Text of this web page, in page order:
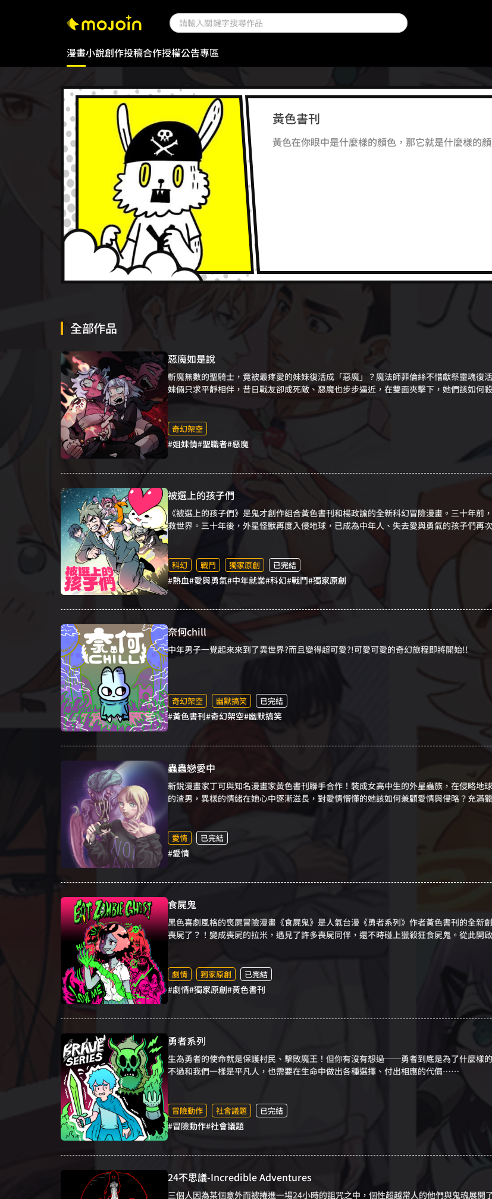
漫畫小說創作投稿合作授權公告專區
黃色書刊
黃色在你眼中是什麼樣的顏色，那它就是什麼樣的顏
全部作品
惡魔如是說
斬魔無數的聖騎士，竟被最疼愛的妹妹復活成「惡魔」？魔法師菲倫絲不惜獻祭靈魂
妹倆只求平靜相伴，昔日戰友卻成死敵、惡魔也步步逼近，在雙面夾擊下，她們該如
奇幻架空
#姐妹情#聖職者#惡魔
被選上的孩子們
《被選上的孩子們》是鬼才創作組合黃色書刊和楊政諭的全新科幻冒險漫畫。三十年
救世界。三十年後，外星怪獸再度入侵地球，已成為中年人、失去愛與勇氣的孩子們再
科幻 戰鬥 獨家原創 已完結
#熱血#愛與勇氣#中年就業#科幻#戰鬥#獨家原創
奈何chill
中年男子一覺起來來到了異世界?而且變得超可愛?!可愛可愛的奇幻旅程即將開始!!
奇幻架空 幽默搞笑 已完結
#黃色書刊#奇幻架空#幽默搞笑
蟲蟲戀愛中
新銳漫畫家丁可與知名漫畫家黃色書刊聯手合作！裝成女高中生的外星蟲族，在侵略地
的渣男，異樣的情緒在她心中逐漸滋長，對愛情懵懂的她該如何兼顧愛情與侵略？充滿
愛情 已完結
#愛情
食屍鬼
黑色喜劇風格的喪屍冒險漫畫《食屍鬼》是人氣台漫《勇者系列》作者黃色書刊的全
喪屍了？！變成喪屍的拉米，遇見了許多喪屍同伴，還不時碰上獵殺狂食屍鬼。從此開
劇情 獨家原創 已完結
#劇情#獨家原創#黃色書刊
勇者系列
生為勇者的使命就是保護村民、擊敗魔王！但你有沒有想過──勇者到底是為了什麼樣
不過和我們一樣是平凡人，也需要在生命中做出各種選擇、付出相應的代價……
冒險動作 社會議題 已完結
#冒險動作#社會議題
24不思議-Incredible Adventures
三個人因為某個意外而被捲進一場24小時的詛咒之中，個性超越常人的他們與鬼魂展